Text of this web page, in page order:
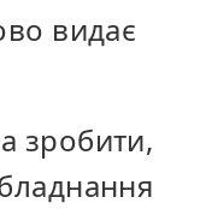
видає
зробити,